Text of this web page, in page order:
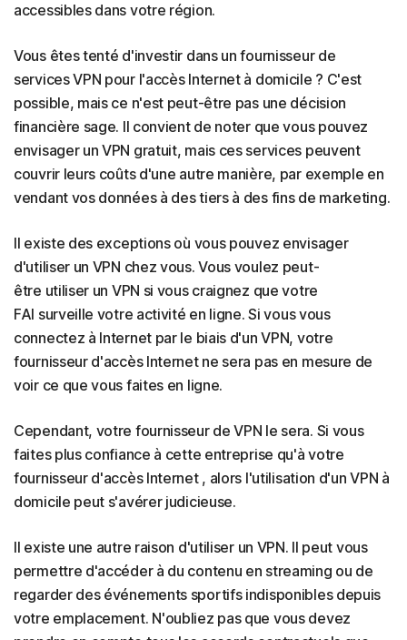
accessibles dans votre région.
Vous êtes tenté d'investir dans un fournisseur de
services VPN pour l'accès Internet à domicile ? C'est
possible, mais ce n'est peut-être pas une décision
financière sage. Il convient de noter que vous pouvez
envisager un VPN gratuit, mais ces services peuvent
couvrir leurs coûts d'une autre manière, par exemple en
vendant vos données à des tiers à des fins de marketing.
Il existe des exceptions où vous pouvez envisager
d'utiliser un VPN chez vous. Vous voulez peut-
être utiliser un VPN si vous craignez que votre
FAI surveille votre activité en ligne. Si vous vous
connectez à Internet par le biais d'un VPN, votre
fournisseur d'accès Internet ne sera pas en mesure de
voir ce que vous faites en ligne.
Cependant, votre fournisseur de VPN le sera. Si vous
faites plus confiance à cette entreprise qu'à votre
fournisseur d'accès Internet , alors l'utilisation d'un VPN à
domicile peut s'avérer judicieuse.
Il existe une autre raison d'utiliser un VPN. Il peut vous
permettre d'accéder à du contenu en streaming ou de
regarder des événements sportifs indisponibles depuis
votre emplacement. N'oubliez pas que vous devez